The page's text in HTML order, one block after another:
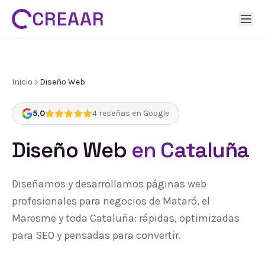
CREAAR
Inicio Diseño Web
5,0 4 reseñas en Google
Diseño Web en Cataluña
Diseñamos y desarrollamos páginas web
profesionales para negocios de Mataró, el
Maresme y toda Cataluña: rápidas, optimizadas
para SEO y pensadas para convertir.